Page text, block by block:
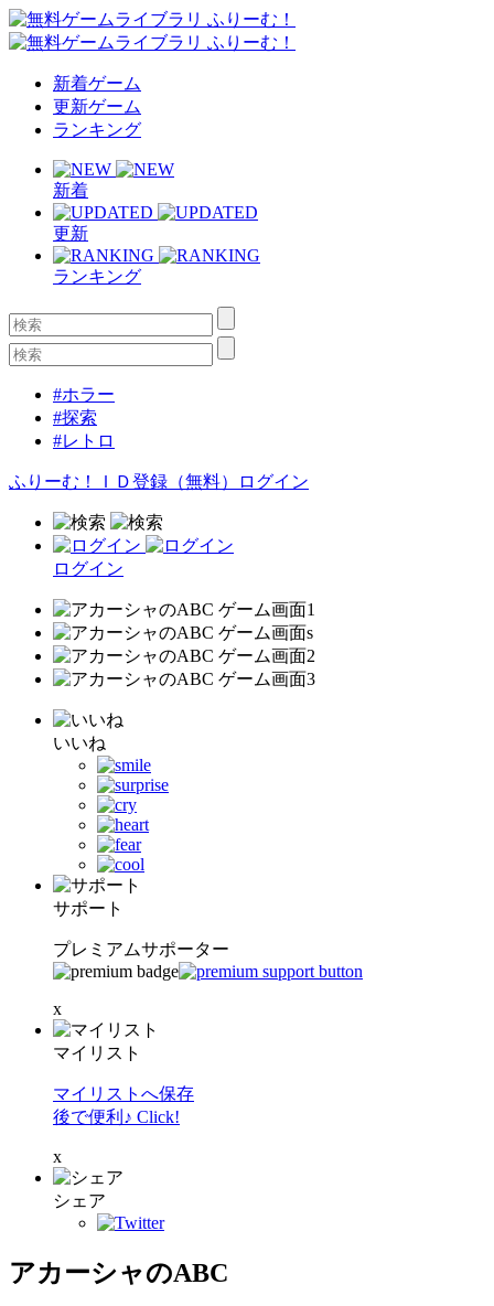
新着ゲーム
更新ゲーム
ランキング
新着
更新
ランキング
#ホラー
#探索
#レトロ
ふりーむ！ＩＤ登録（無料） ログイン
ログイン
いいね
サポート
プレミアムサポーター
x
マイリスト
マイリストへ保存
後で便利♪ Click!
x
シェア
アカーシャのABC